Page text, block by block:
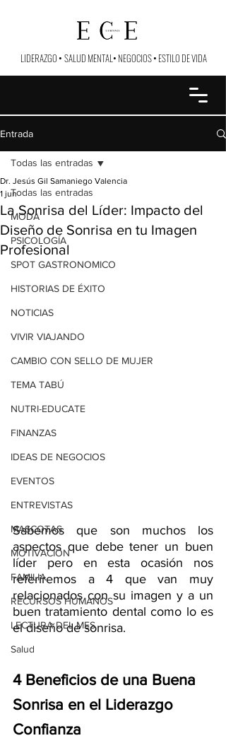
LIDERAZGO • SALUD MENTAL• NEGOCIOS• ESTILO DE VIDA
Entrada
Todas las entradas
MODA
PSICOLOGÍA
SPOT GASTRONOMICO
HISTORIAS DE ÉXITO
NOTICIAS
VIVIR VIAJANDO
CAMBIO CON SELLO DE MUJER
TEMA TABÚ
NUTRI-EDUCATE
FINANZAS
IDEAS DE NEGOCIOS
EVENTOS
ENTREVISTAS
MASCOTAS
MOTIVACIÓN
FAMILIA
RECURSOS HUMANOS
LECTURA DEL MES
Salud
Todas las entradas
La Sonrisa del Líder: Impacto del
Diseño de Sonrisa en tu Imagen
Profesional
Dr. Jesús Gil Samaniego Valencia
1 jun
Sabemos que son muchos los
aspectos que debe tener un buen
líder pero en esta ocasión nos
referiremos a 4 que van muy
relacionados con su imagen y a un
buen tratamiento dental como lo es
el diseño de sonrisa.
4 Beneficios de una Buena
Sonrisa en el Liderazgo
Confianza